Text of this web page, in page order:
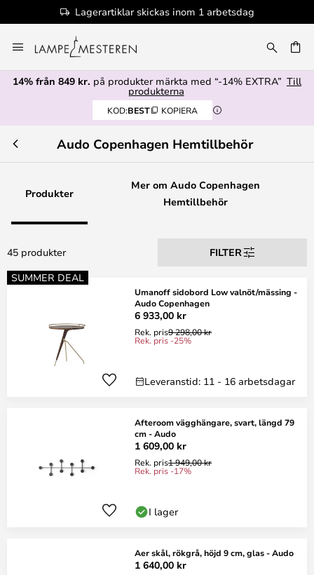
Lagerartiklar skickas inom 1 arbetsdag
till
innehållet
14% från 849 kr. på produkter märkta med “-14% EXTRA” Till
produkterna
KOD:BEST KOPIERA
Audo Copenhagen Hemtillbehör
Produkter
Mer om Audo Copenhagen
Hemtillbehör
45 produkter
FILTER
SUMMER DEAL
Umanoff sidobord Low valnöt/mässing -
Audo Copenhagen
6 933,00 kr
Rek. pris9 298,00 kr
Rek. pris -25%
Leveranstid: 11 - 16 arbetsdagar
Afteroom vägghängare, svart, längd 79
cm - Audo
1 609,00 kr
Rek. pris1 949,00 kr
Rek. pris -17%
I lager
Aer skål, rökgrå, höjd 9 cm, glas - Audo
1 640,00 kr